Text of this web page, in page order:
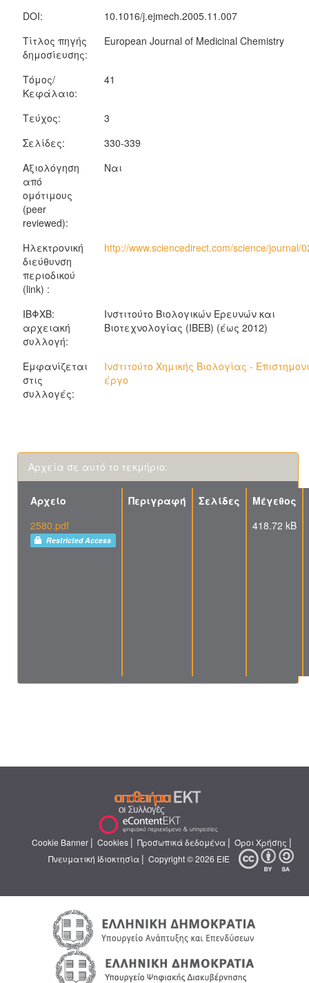
DOI:
10.1016/j.ejmech.2005.11.007
Τίτλος πηγής
δημοσίευσης:
European Journal of Medicinal Chemistry
Τόμος/
Κεφάλαιο:
41
Τεύχος:
3
Σελίδες:
330-339
Αξιολόγηση
από
ομότιμους
(peer
reviewed):
Ναι
Ηλεκτρονική
διεύθυνση
περιοδικού
(link) :
http://www.sciencedirect.com/science/journal/
ΙΒΦΧΒ:
αρχειακή
συλλογή:
Ινστιτούτο Βιολογικών Ερευνών και
Βιοτεχνολογίας (ΙΒΕΒ) (έως 2012)
Εμφανίζεται
στις
συλλογές:
Ινστιτούτο Χημικής Βιολογίας -
έργο
Αρχεία σε αυτό το τεκμήριο:
Αρχείο Περιγραφή Σελίδες
Μέγεθος
2580.pdf
Restricted Access
418.72 kB
Cookie Banner | Cookies | Προσωπικά δεδομένα | Όροι Χρήσης |
Πνευματική Ιδιοκτησία | Copyright © 2026 ΕΙΕ